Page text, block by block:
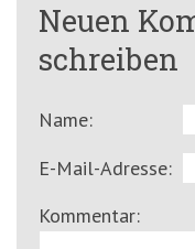
Neuen
schreiben
Name:
E-Mail-Adresse:
Kommentar: